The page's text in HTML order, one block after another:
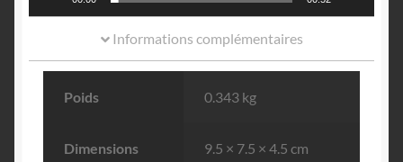
Informations complémentaires
Poids 0.343 kg
Dimensions 9.5 × 7.5 × 4.5 cm